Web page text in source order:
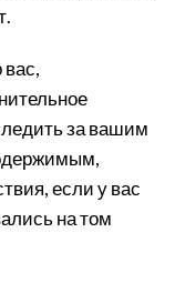
за вашим
если у вас
на том